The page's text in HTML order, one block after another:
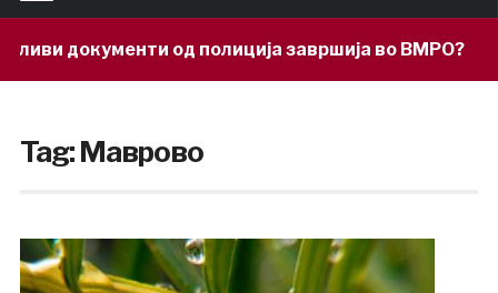
документи од полиција завршија во ВМРО?
Tag:Маврово